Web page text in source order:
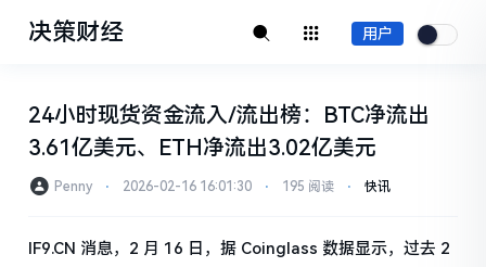
决策财经 用户
24小时现货资金流入/流出榜：BTC净流出
3.61亿美元、ETH净流出3.02亿美元
Penny ⋅ 2026-02-16 16:01:30 ⋅ 195 阅读 ⋅ 快讯
IF9.CN 消息，2 月 16 日，据 Coinglass 数据显示，过去 2